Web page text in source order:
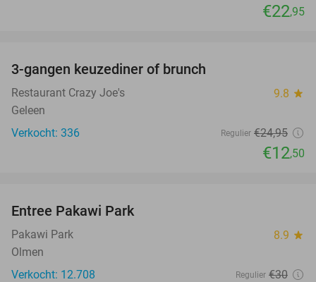
€22,95
3-gangen keuzediner of brunch
Restaurant Crazy Joe's 9.8 star
Geleen
Verkocht: 336
Regulier €24,95
€12,50
Entree Pakawi Park
Pakawi Park 8.9 star
Olmen
Verkocht: 12.708
Regulier €30